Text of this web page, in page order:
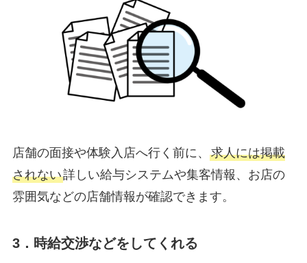
店舗の面接や体験入店へ行く前に、 求人には掲載
されない詳しい給与システムや集客情報、お店の
雰囲気などの店舗情報が確認できます。
3．時給交渉などをしてくれる